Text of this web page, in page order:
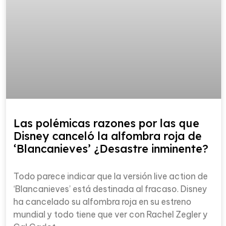
Las polémicas razones por las que
Disney canceló la alfombra roja de
‘Blancanieves’ ¿Desastre inminente?
Todo parece indicar que la versión live action de
‘Blancanieves’ está destinada al fracaso. Disney
ha cancelado su alfombra roja en su estreno
mundial y todo tiene que ver con Rachel Zegler y